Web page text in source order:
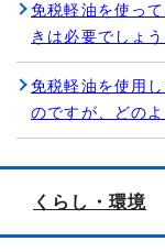
免税軽油を使っ
きは必要でしょう
免税軽油を使用
のですが、どの
くらし・環境